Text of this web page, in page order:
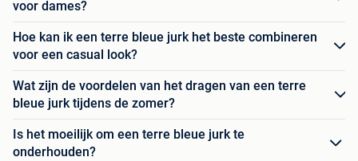
voor dames?
Hoe kan ik een terre bleue jurk het beste combineren
voor een casual look?
Wat zijn de voordelen van het dragen van een terre
bleue jurk tijdens de zomer?
Is het moeilijk om een terre bleue jurk te
onderhouden?